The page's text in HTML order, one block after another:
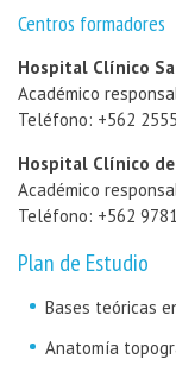
Centros formadores
Hospital Clínico
Académico
Teléfono: +562
Hospital Clínico
Académico
Teléfono: +562
Plan de Estudio
Bases teóricas
Anatomía